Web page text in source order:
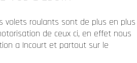
volets roulants sont de plus en plus
de ceux ci, en effet nous
a Incourt et partout sur le